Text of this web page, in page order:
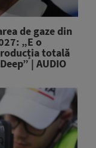
de gaze din
„E o
totală
| AUDIO